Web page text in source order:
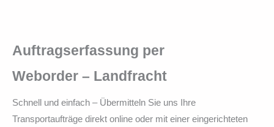
Auftragserfassung per
Weborder – Landfracht
Schnell und einfach – Übermitteln Sie uns Ihre
Transportaufträge direkt online oder mit einer